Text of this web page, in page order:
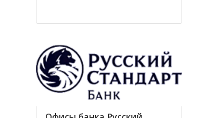
стал одним из первых
Союзе, организованных в конце
80-х годов. Позже он был включен
в